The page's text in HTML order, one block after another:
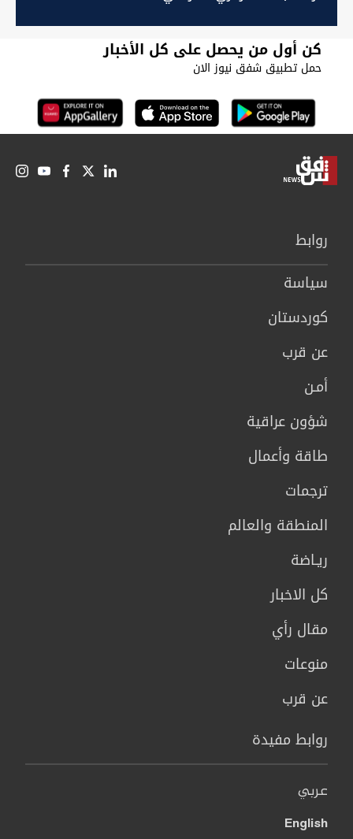
كن أول من يحصل على كل الأخبار
حمل تطبيق شفق نيوز الان
روابط
سیاسة
كوردستان
عن قرب
أمـن
شؤون عراقية
طاقة وأعمال
ترجمات
المنطقة والعالم
ريـاضة
كل الاخبار
مقال رأي
منوعات
عن قرب
روابط مفيدة
عربي
English